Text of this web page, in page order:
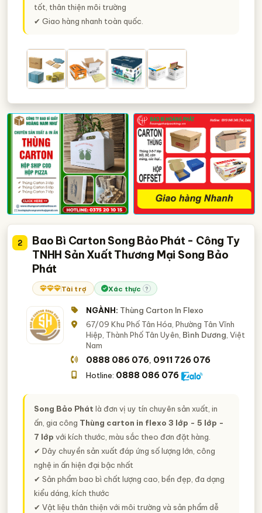
tốt, thân thiện môi trường
✔ Giao hàng nhanh toàn quốc.
2
Bao Bì Carton Song Bảo Phát - Công Ty
TNHH Sản Xuất Thương Mại Song Bảo
Phát
Tài trợ Xác thực ?
NGÀNH: Thùng Carton In Flexo
67/09 Khu Phố Tân Hóa, Phường Tân Vĩnh
Hiệp, Thành Phố Tân Uyên, Bình Dương, Việt
Nam
0888 086 076, 0911 726 076
Hotline: 0888 086 076
Song Bảo Phát là đơn vị uy tín chuyên sản xuất, in
ấn, gia công Thùng carton in flexo 3 lớp - 5 lớp -
7 lớp với kích thước, màu sắc theo đơn đặt hàng.
✔ Dây chuyền sản xuất đáp ứng số lượng lớn, công
nghệ in ấn hiện đại bậc nhất
✔ Sản phẩm bao bì chất lượng cao, bền đẹp, đa dạng
kiểu dáng, kích thước
✔ Vật liệu thân thiện với môi trường và sản phẩm dễ